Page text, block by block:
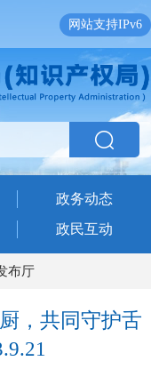
网站支持IPv6
政务动态
政民互动
布厅
，共同守护舌